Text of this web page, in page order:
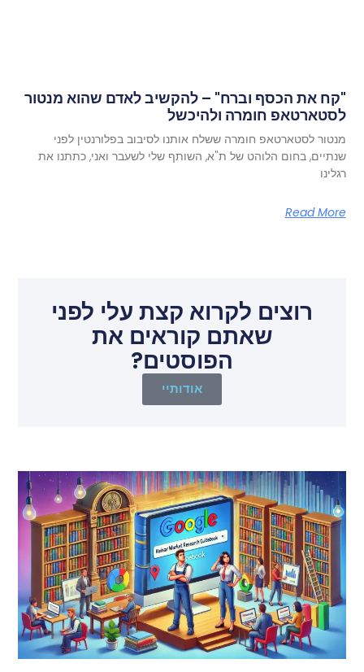
"קח את הכסף וברח" – להקשיב לאדם שהוא מנטור
לסטארטאפ חומרה ולהיכשל
מנטור לסטארטאפ חומרה ששלח אותנו לסיבוב בפלורנטין לפני
שנתיים, בחום הלוהט של ת"א, השותף שלי לשעבר ואני, כתתנו את
רגלינו
Read More
רוצים לקרוא קצת עלי לפני
שאתם קוראים את
הפוסטים?
אודותיי